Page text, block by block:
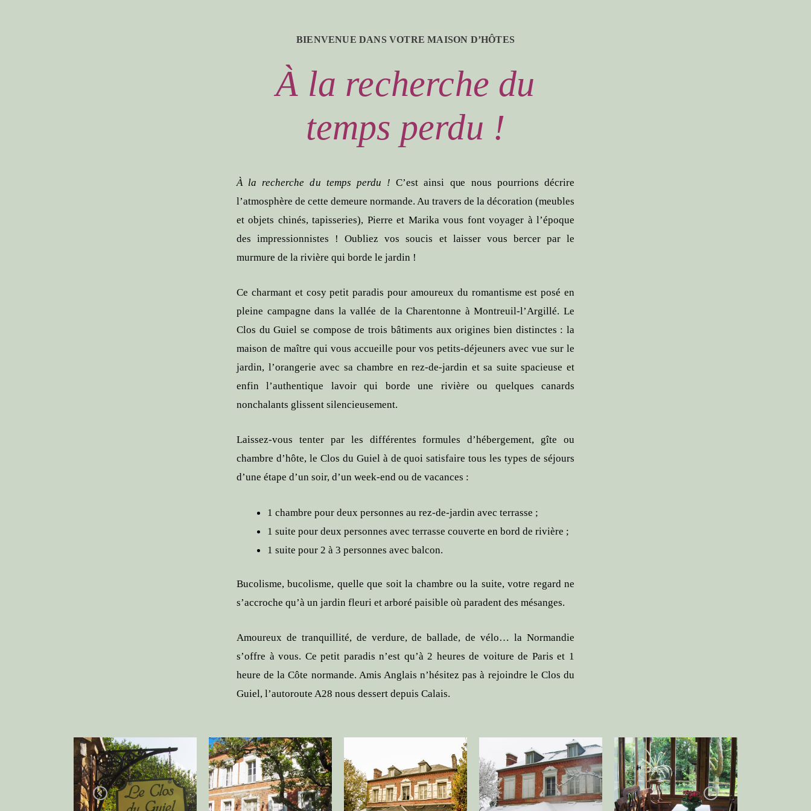
BIENVENUE DANS VOTRE MAISON D’HÔTES
À la recherche du
temps perdu !
À la recherche du temps perdu ! C’est ainsi que nous pourrions décrire
l’atmosphère de cette demeure normande. Au travers de la décoration (meubles
et objets chinés, tapisseries), Pierre et Marika vous font voyager à l’époque
des impressionnistes ! Oubliez vos soucis et laisser vous bercer par le
murmure de la rivière qui borde le jardin !
Ce charmant et cosy petit paradis pour amoureux du romantisme est posé en
pleine campagne dans la vallée de la Charentonne à Montreuil-l’Argillé. Le
Clos du Guiel se compose de trois bâtiments aux origines bien distinctes : la
maison de maître qui vous accueille pour vos petits-déjeuners avec vue sur le
jardin, l’orangerie avec sa chambre en rez-de-jardin et sa suite spacieuse et
enfin l’authentique lavoir qui borde une rivière ou quelques canards
nonchalants glissent silencieusement.
Laissez-vous tenter par les différentes formules d’hébergement, gîte ou
chambre d’hôte, le Clos du Guiel à de quoi satisfaire tous les types de séjours
d’une étape d’un soir, d’un week-end ou de vacances :
1 chambre pour deux personnes au rez-de-jardin avec terrasse ;
1 suite pour deux personnes avec terrasse couverte en bord de rivière ;
1 suite pour 2 à 3 personnes avec balcon.
Bucolisme, bucolisme, quelle que soit la chambre ou la suite, votre regard ne
s’accroche qu’à un jardin fleuri et arboré paisible où paradent des mésanges.
Amoureux de tranquillité, de verdure, de ballade, de vélo… la Normandie
s’offre à vous. Ce petit paradis n’est qu’à 2 heures de voiture de Paris et 1
heure de la Côte normande. Amis Anglais n’hésitez pas à rejoindre le Clos du
Guiel, l’autoroute A28 nous dessert depuis Calais.